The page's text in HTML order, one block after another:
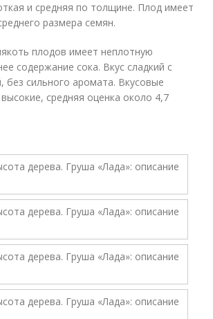
и средняя по толщине. Плод имеет
размера семян.
плодов имеет неплотную
содержание сока. Вкус сладкий с
без сильного аромата. Вкусовые
средняя оценка около 4,7